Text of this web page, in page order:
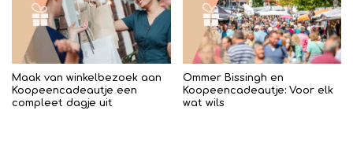
Maak van winkelbezoek aan
Koopeencadeautje een
compleet dagje uit
Ommer Bissingh en
Koopeencadeautje: Voor elk
wat wils